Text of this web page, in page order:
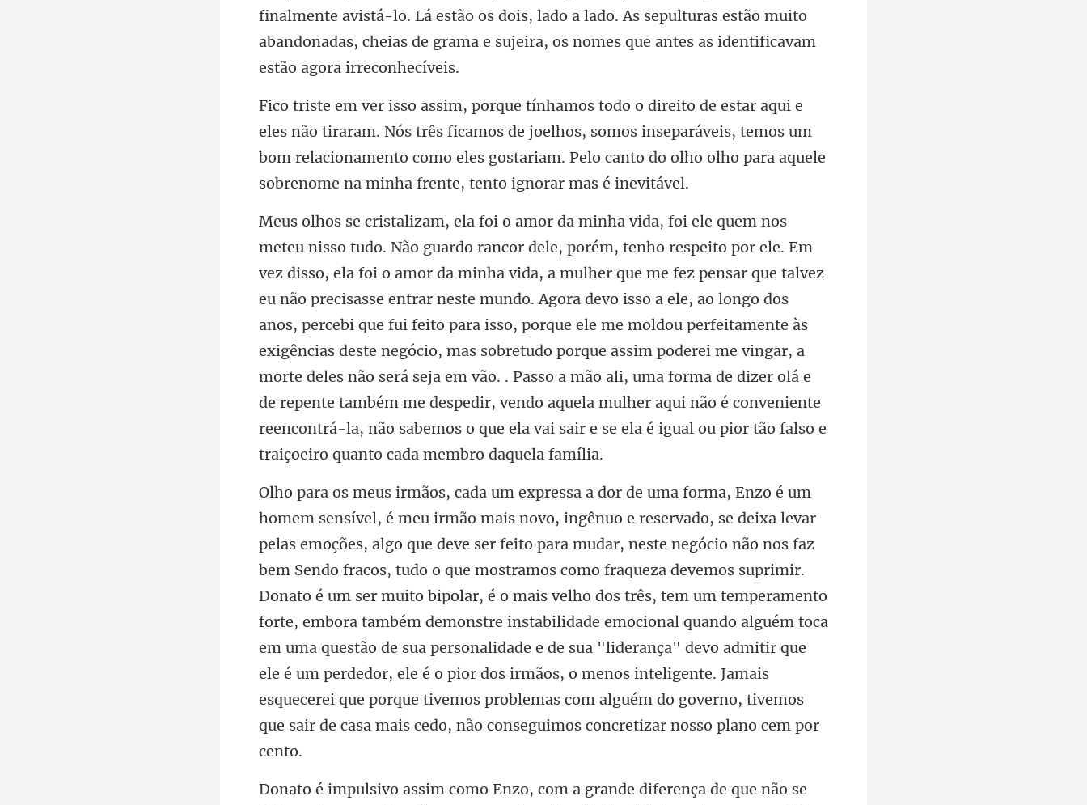
finalmente avistá-lo.
Nós três ficamos de joelhos, somos inseparáveis, temos um
bom relacionamento como eles gostariam
e entrar neste mundo. Agora devo isso a ele, ao longo dos
anos, percebi que fui feito para isso, porque ele me moldou perfeitamente às
exigências deste negócio, mas sobretudo porque assim poderei me vingar, a
morte deles não será seja em vão. .
o que mostramos como fraqueza devemos suprimir.
Donato é um ser muito bipolar, é o mais velho dos três, tem um temperamento
forte, embora também demonstre instabilidade emocional quando alguém toca
em uma questão de sua personalidade e de sua "lide